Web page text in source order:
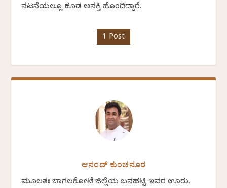
ನಟನೆಯಲ್ಲೂ ಕೂಡ ಆಸಕ್ತಿ ಹೊಂದಿದ್ದಾರೆ.
1 Post
ಆನಂದ್ ಕುಂಚನೂರ
ಮೂಲತಃ ಬಾಗಲಕೋಟೆ ಜಿಲ್ಲೆಯ ಬನಹಟ್ಟಿ ಇವರ ಊರು.